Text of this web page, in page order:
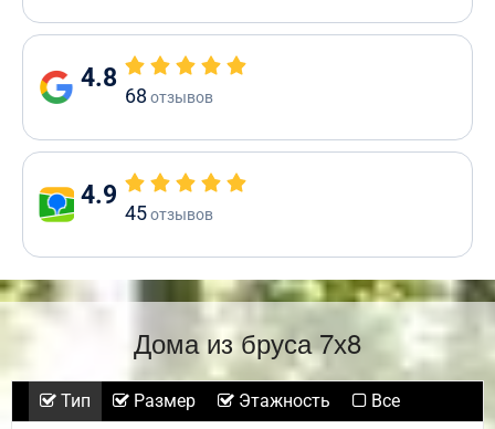
4.8
68 отзывов
4.9
45отзывов
Дома из бруса 7х8
Тип Размер Этажность Все